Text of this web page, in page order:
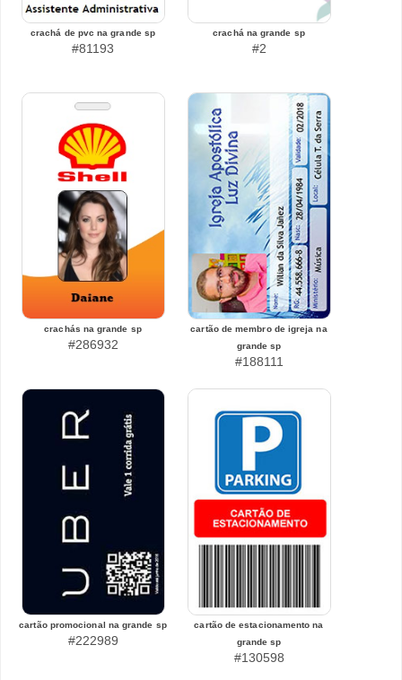
crachá de pvc na grande sp
#81193
crachá na grande sp
#2
crachás na grande sp
#286932
cartão de membro de igreja na
grande sp
#188111
cartão promocional na grande sp
#222989
cartão de estacionamento na
grande sp
#130598